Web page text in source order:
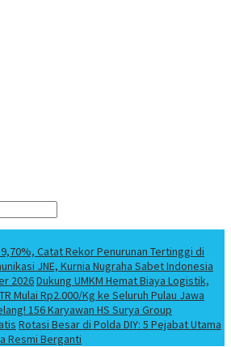
Catat Rekor Penurunan Tertinggi di
JNE, Kurnia Nugraha Sabet Indonesia
2026Dukung UMKM Hemat Biaya Logistik,
Mulai Rp2.000/Kg ke Seluruh Pulau Jawa
156 Karyawan HS Surya Group
Rotasi Besar di Polda DIY: 5 Pejabat Utama
Resmi Berganti